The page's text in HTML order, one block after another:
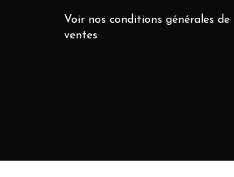
Voir nos conditions générales de
ventes